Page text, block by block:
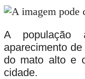
A população
aparecimento
do mato alto e
cidade.